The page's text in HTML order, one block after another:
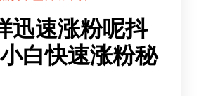
迅速涨粉呢抖
白快速涨粉秘